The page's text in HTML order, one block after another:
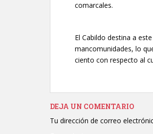
comarcales.
El Cabildo destina a
mancomunidades, lo
ciento con respecto al
DEJA UN COMENTARIO
Tu dirección de correo